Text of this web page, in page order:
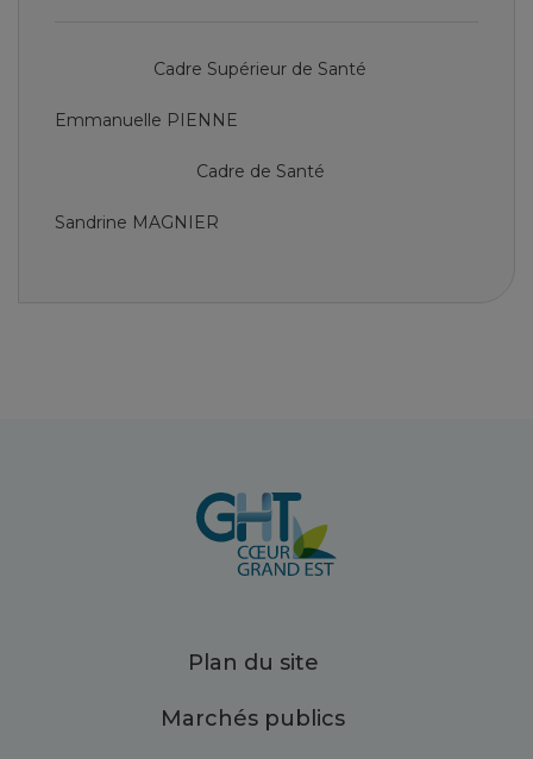
Cadre Supérieur de Santé
Emmanuelle PIENNE
Cadre de Santé
Sandrine MAGNIER
Plan du site
Marchés publics